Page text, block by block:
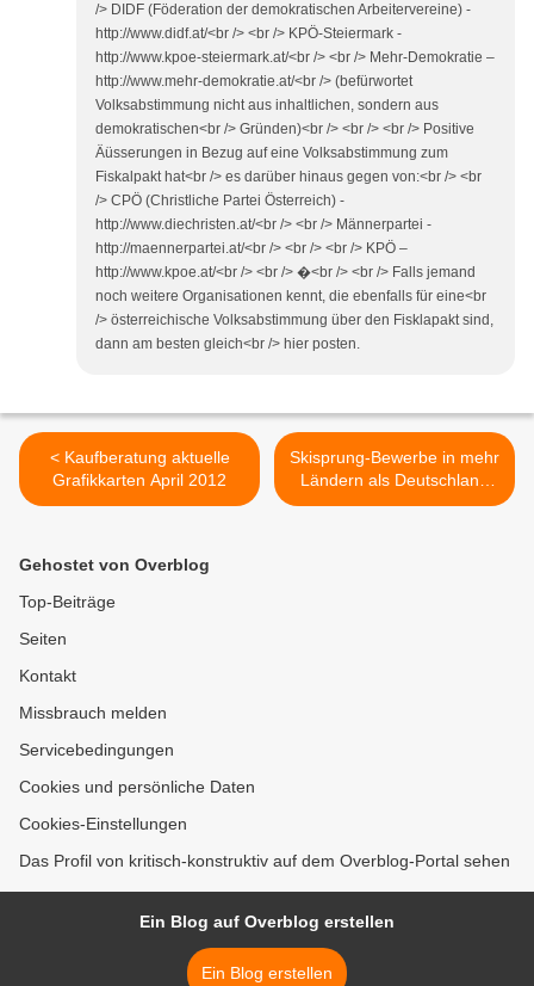
/> DIDF (Föderation der demokratischen Arbeitervereine) -
http://www.didf.at/<br /> <br /> KPÖ-Steiermark -
http://www.kpoe-steiermark.at/<br /> <br /> Mehr-Demokratie –
http://www.mehr-demokratie.at/<br /> (befürwortet
Volksabstimmung nicht aus inhaltlichen, sondern aus
demokratischen<br /> Gründen)<br /> <br /> <br /> Positive
Äüsserungen in Bezug auf eine Volksabstimmung zum
Fiskalpakt hat<br /> es darüber hinaus gegen von:<br /> <br
/> CPÖ (Christliche Partei Österreich) -
http://www.diechristen.at/<br /> <br /> Männerpartei -
http://maennerpartei.at/<br /> <br /> <br /> KPÖ –
http://www.kpoe.at/<br /> <br /> �<br /> <br /> Falls jemand
noch weitere Organisationen kennt, die ebenfalls für eine<br
/> österreichische Volksabstimmung über den Fisklapakt sind,
dann am besten gleich<br /> hier posten.
< Kaufberatung aktuelle
Grafikkarten April 2012
Skisprung-Bewerbe in mehr
Ländern als Deutschland
und Norwegen! >
Gehostet von Overblog
Top-Beiträge
Seiten
Kontakt
Missbrauch melden
Servicebedingungen
Cookies und persönliche Daten
Cookies-Einstellungen
Das Profil von kritisch-konstruktiv auf dem Overblog-Portal sehen
Ein Blog auf Overblog erstellen
Ein Blog erstellen